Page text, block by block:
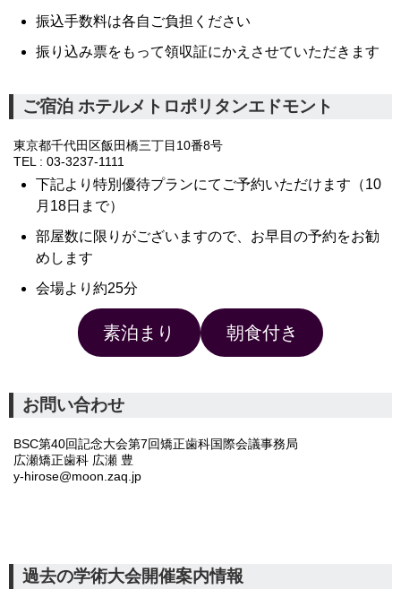
振込手数料は各自ご負担ください
振り込み票をもって領収証にかえさせていただきます
ご宿泊 ホテルメトロポリタンエドモント
東京都千代田区飯田橋三丁目10番8号
TEL : 03-3237-1111
下記より特別優待プランにてご予約いただけます（10
月18日まで）
部屋数に限りがございますので、お早目の予約をお勧
めします
会場より約25分
素泊まり 朝食付き
お問い合わせ
BSC第40回記念大会第7回矯正歯科国際会議事務局
広瀬矯正歯科 広瀬 豊
y-hirose@moon.zaq.jp
過去の学術大会開催案内情報